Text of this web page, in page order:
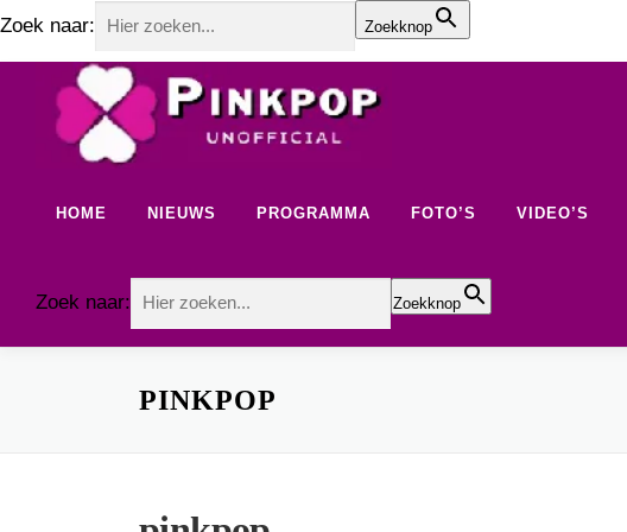
Zoek naar: Zoekknop
HOME NIEUWS PROGRAMMA FOTO’S VIDEO’S
Zoek naar: Zoekknop
PINKPOP